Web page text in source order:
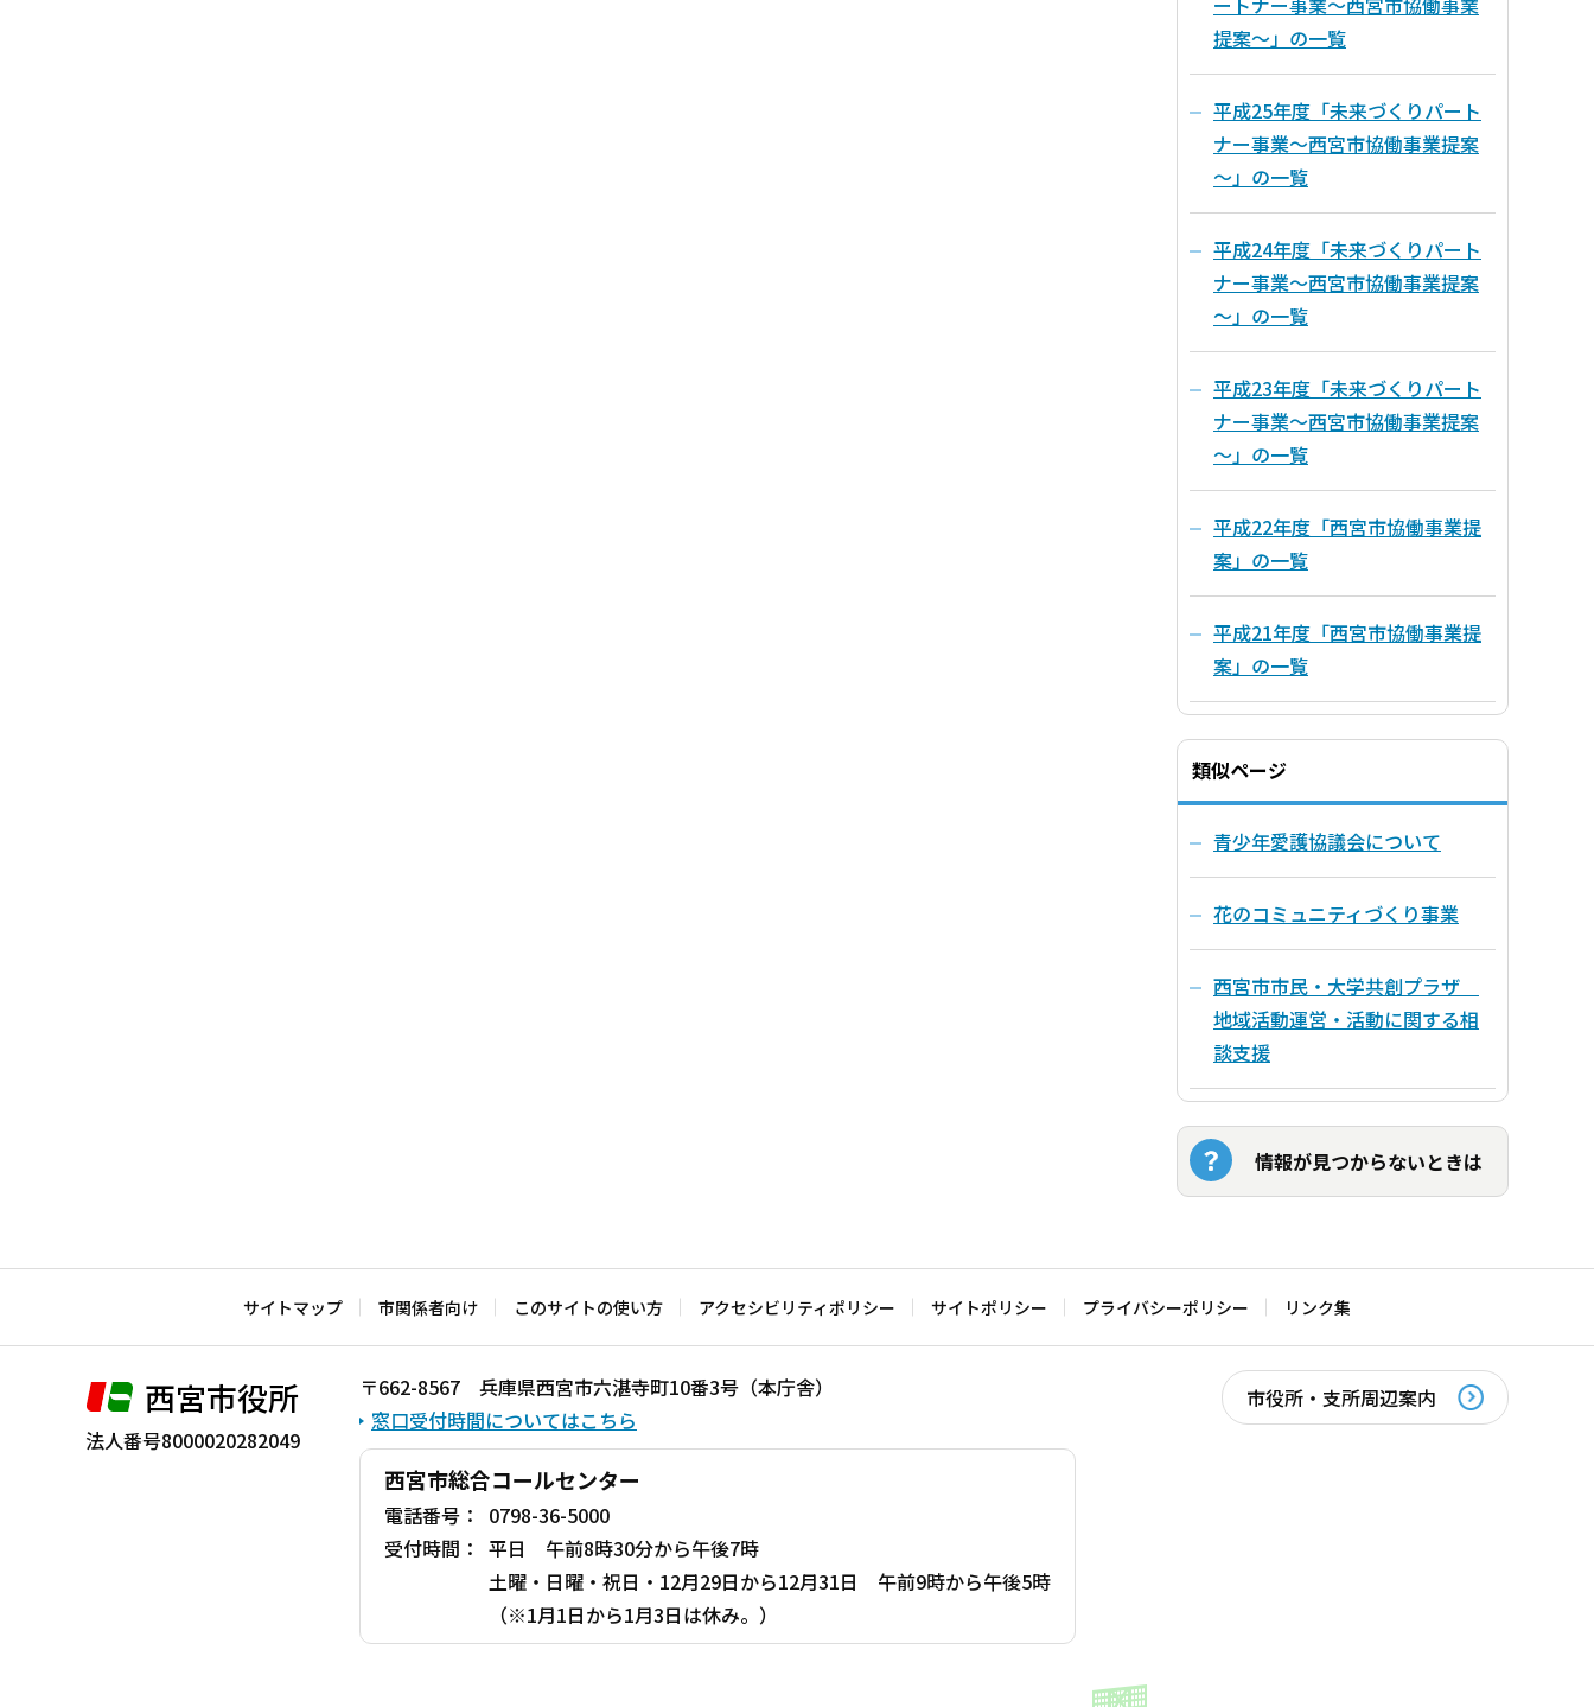
提案～」の一覧
平成25年度「未来づくりパート
ナー事業～西宮市協働事業提案
～」の一覧
平成24年度「未来づくりパート
ナー事業～西宮市協働事業提案
～」の一覧
平成23年度「未来づくりパート
ナー事業～西宮市協働事業提案
～」の一覧
平成22年度「西宮市協働事業提
案」の一覧
平成21年度「西宮市協働事業提
案」の一覧
類似ページ
青少年愛護協議会について
花のコミュニティづくり事業
西宮市市民・大学共創プラザ
地域活動運営・活動に関する相
談支援
情報が見つからないときは
サイトマップ 市関係者向け このサイトの使い方 アクセシビリティポリシー サイトポリシー プライバシーポリシー リンク集
西宮市役所
法人番号8000020282049
〒662-8567 兵庫県西宮市六湛寺町10番3号（本庁舎）
窓口受付時間についてはこちら
西宮市総合コールセンター
電話番号：
0798-36-5000
受付時間： 平日 午前8時30分から午後7時
土曜・日曜・祝日・12月29日から12月31日 午前9時から午後5時
（※1月1日から1月3日は休み。）
市役所・支所周辺案内